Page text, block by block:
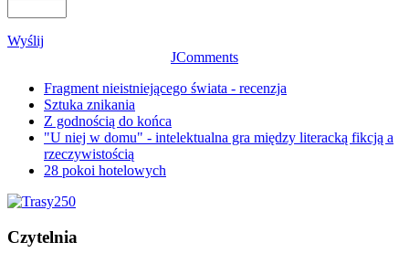
Wyślij
JComments
Fragment nieistniejącego świata - recenzja
Sztuka znikania
Z godnością do końca
"U niej w domu" - intelektualna gra między literacką fikcją a
rzeczywistością
28 pokoi hotelowych
Czytelnia